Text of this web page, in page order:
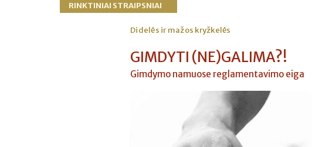
RINKTINIAI STRAIPSNIAI
Didelės ir mažos kryžkelės
GIMDYTI (NE)GALIMA?!
Gimdymo namuose reglamentavimo eiga